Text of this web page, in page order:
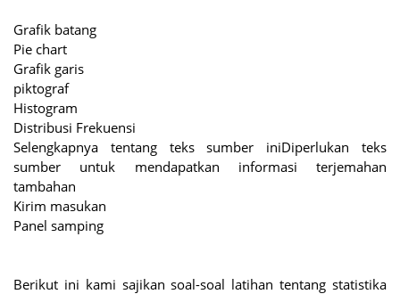
Grafik batang
Pie chart
Grafik garis
piktograf
Histogram
Distribusi Frekuensi
Selengkapnya tentang teks sumber iniDiperlukan teks
sumber untuk mendapatkan informasi terjemahan
tambahan
Kirim masukan
Panel samping
Berikut ini kami sajikan soal-soal latihan tentang statistika